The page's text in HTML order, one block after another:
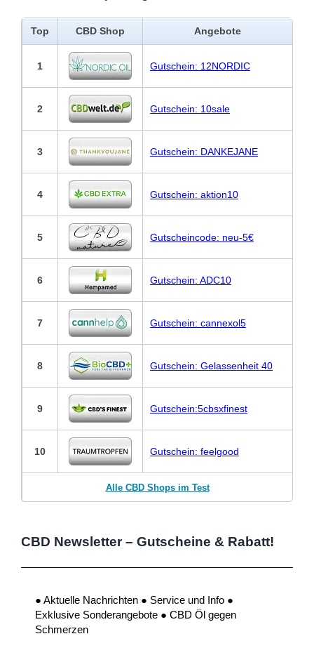
Top CBD Shop Angebote
1 Gutschein: 12NORDIC
2 Gutschein: 10sale
3 Gutschein: DANKEJANE
4 Gutschein: aktion10
5 Gutscheincode: neu-5€
6 Gutschein: ADC10
7 Gutschein: cannexol5
8 Gutschein: Gelassenheit 40
9 Gutschein:5cbsxfinest
10 Gutschein: feelgood
Alle CBD Shops im Test
CBD Newsletter – Gutscheine & Rabatt!
● Aktuelle Nachrichten ● Service und Info ●
Exklusive Sonderangebote ● CBD Öl gegen
Schmerzen